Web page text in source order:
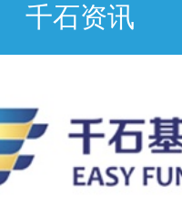
千石资讯